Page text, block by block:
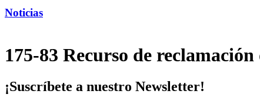
Noticias
175-83 Recurso de
¡Suscríbete a nuestro Newsletter!